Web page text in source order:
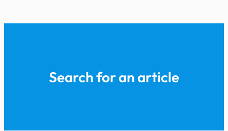
Search for an article